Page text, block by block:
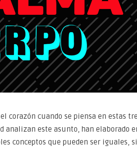
corazón cuando se piensa en estas
este asunto, han elaborado
conceptos que pueden ser iguales,